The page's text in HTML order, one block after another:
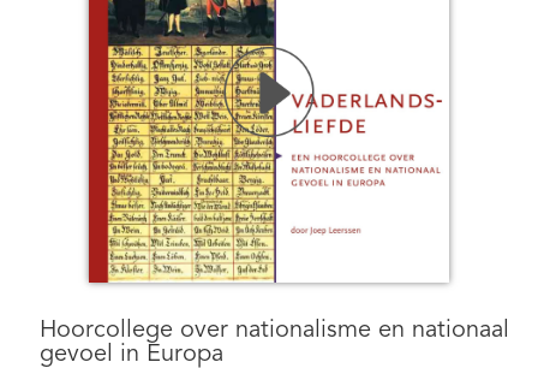
Hoorcollege over nationalisme en nationaal
gevoel in Europa